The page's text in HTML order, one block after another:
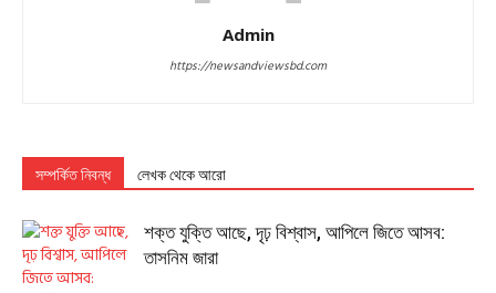
Admin
https://newsandviewsbd.com
সম্পর্কিত নিবন্ধ লেখক থেকে আরো
শক্ত যুক্তি আছে, দৃঢ় বিশ্বাস, আপিলে জিতে আসব:
তাসনিম জারা